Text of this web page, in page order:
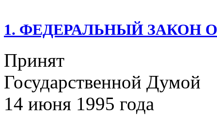
1. ФЕДЕРАЛЬНЫЙ ЗАКОН
Принят
Государственной Думой
14 июня 1995 года